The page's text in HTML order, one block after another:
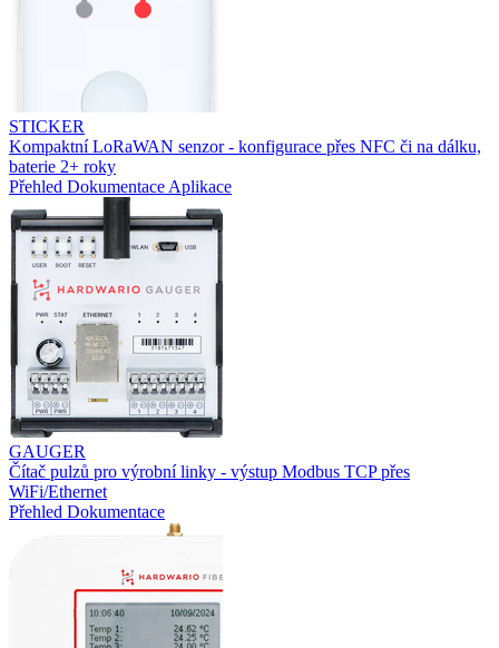
STICKER
Kompaktní LoRaWAN senzor - konfigurace přes NFC či na dálku,
baterie 2+ roky
Přehled Dokumentace Aplikace
GAUGER
Čítač pulzů pro výrobní linky - výstup Modbus TCP přes
WiFi/Ethernet
Přehled Dokumentace